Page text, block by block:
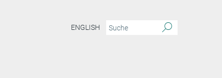
ENGLISH